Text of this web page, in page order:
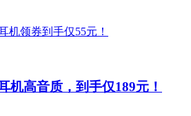
机高音质，到手仅189元！